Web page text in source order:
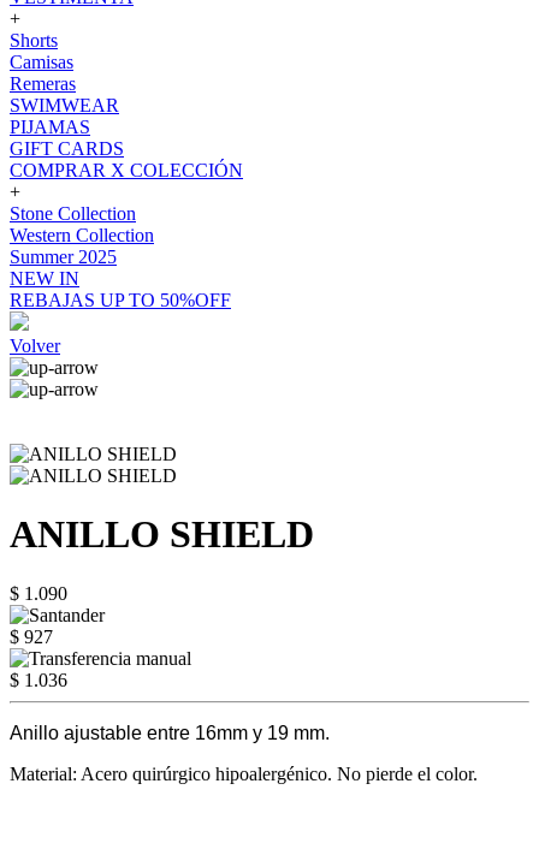
+
Shorts
Camisas
Remeras
SWIMWEAR
PIJAMAS
GIFT CARDS
COMPRAR X COLECCIÓN
+
Stone Collection
Western Collection
Summer 2025
NEW IN
REBAJAS UP TO 50%OFF
Volver
ANILLO SHIELD
$ 1.090
$ 927
$ 1.036
Anillo ajustable entre 16mm y 19 mm.
Material: Acero quirúrgico hipoalergénico. No pierde el color.